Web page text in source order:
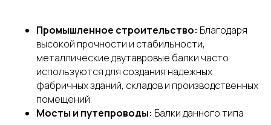
Промышленное строительство: Благодаря
высокой прочности и стабильности,
металлические двутавровые балки часто
используются для создания надежных
фабричных зданий, складов и производственных
помещений.
Мосты и путепроводы: Балки данного типа